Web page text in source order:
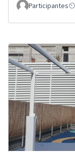
Participantes